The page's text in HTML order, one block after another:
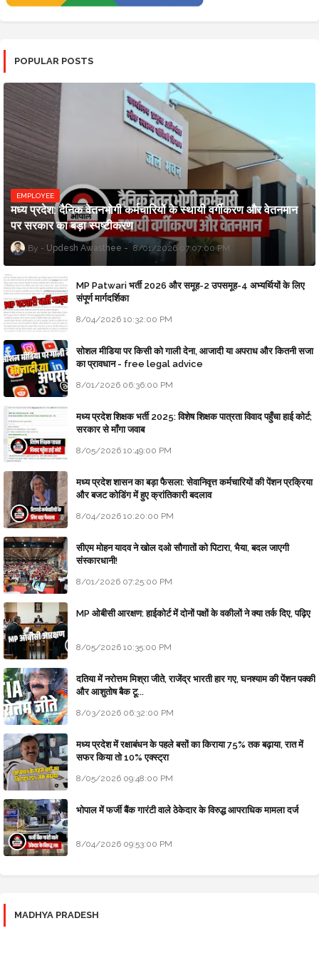
POPULAR POSTS
EMPLOYEE
मध्य प्रदेश: दैनिक वेतनभोगी कर्मचारियों के स्थायी वर्गीकरण और वेतनमान
पर सरकार का बड़ा स्पष्टीकरण
Updesh Awasthee 8/01/2026 07:07:00 PM
MP Patwari भर्ती 2026 और समूह-2 उपसमूह-4 अभ्यर्थियों के लिए
संपूर्ण मार्गदर्शिका
8/04/2026 10:32:00 PM
सोशल मीडिया पर किसी को गाली देना, आजादी या अपराध और कितनी सजा
का प्रावधान - free legal advice
8/01/2026 06:36:00 PM
मध्य प्रदेश शिक्षक भर्ती 2025: विशेष शिक्षक पात्रता विवाद पहुँचा हाई कोर्ट;
सरकार से माँगा जवाब
8/05/2026 10:49:00 PM
मध्य प्रदेश शासन का बड़ा फैसला: सेवानिवृत्त कर्मचारियों की पेंशन प्रक्रिया
और बजट कोडिंग में हुए क्रांतिकारी बदलाव
8/04/2026 10:20:00 PM
सीएम मोहन यादव ने खोल दओ सौगातों को पिटारा, भैया, बदल जाएगी
संस्कारधानी!
8/01/2026 07:25:00 PM
MP ओबीसी आरक्षण: हाईकोर्ट में दोनों पक्षों के वकीलों ने क्या तर्क दिए, पढ़िए
8/05/2026 10:35:00 PM
दतिया में नरोत्तम मिश्रा जीते, राजेंद्र भारती हार गए, घनश्याम की पेंशन पक्की
और आशुतोष बैक टू...
8/03/2026 06:32:00 PM
मध्य प्रदेश में रक्षाबंधन के पहले बसों का किराया 75% तक बढ़ाया, रात में
सफर किया तो 10% एक्स्ट्रा
8/05/2026 09:48:00 PM
भोपाल में फर्जी बैंक गारंटी वाले ठेकेदार के विरुद्ध आपराधिक मामला दर्ज
8/04/2026 09:53:00 PM
MADHYA PRADESH